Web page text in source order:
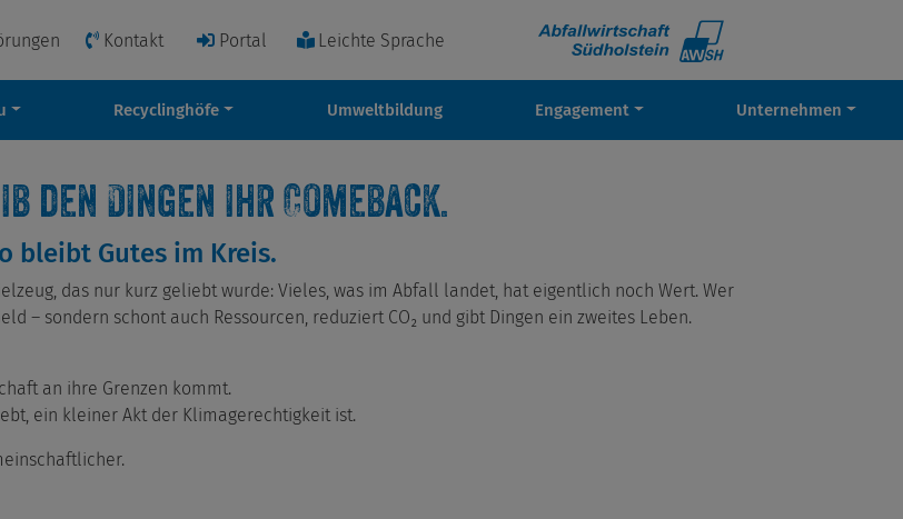
Kontakt Portal Leichte Sprache
Recyclinghöfe Umweltbildung Engagement Unternehmen
den Dingen ihr Comeback.
bleibt Gutes im Kreis.
das nur kurz geliebt wurde: Vieles, was im Abfall landet, hat eigentlich noch Wert. Wer
– sondern schont auch Ressourcen, reduziert CO₂ und gibt Dingen ein zweites Leben.
an ihre Grenzen kommt.
ein kleiner Akt der Klimagerechtigkeit ist.